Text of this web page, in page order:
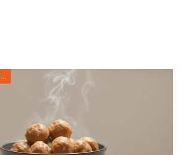
MEMULAI BISNIS KULINER